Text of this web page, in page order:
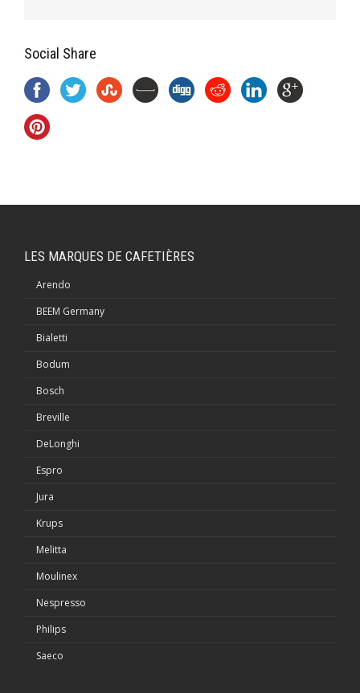
Social Share
LES MARQUES DE CAFETIÈRES
Arendo
BEEM Germany
Bialetti
Bodum
Bosch
Breville
DeLonghi
Espro
Jura
Krups
Melitta
Moulinex
Nespresso
Philips
Saeco